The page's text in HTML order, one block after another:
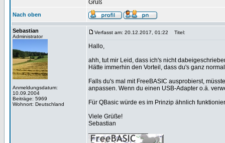
Gruß
Nach oben
Sebastian
Administrator
Anmeldungsdatum:
10.09.2004
Beiträge: 5969
Wohnort: Deutschland
Verfasst am: 20.12.2017, 01:22 Titel:
Hallo,
ahh, tut mir Leid, dass ich's nicht
Hätte immerhin den Vorteil, dass du's ganz
Falls du's mal mit FreeBASIC ausprobierst,
anpassen. Wenn du einen USB-Adapter o.ä.
Für QBasic würde es im Prinzip ähnlich
Viele Grüße!
Sebastian